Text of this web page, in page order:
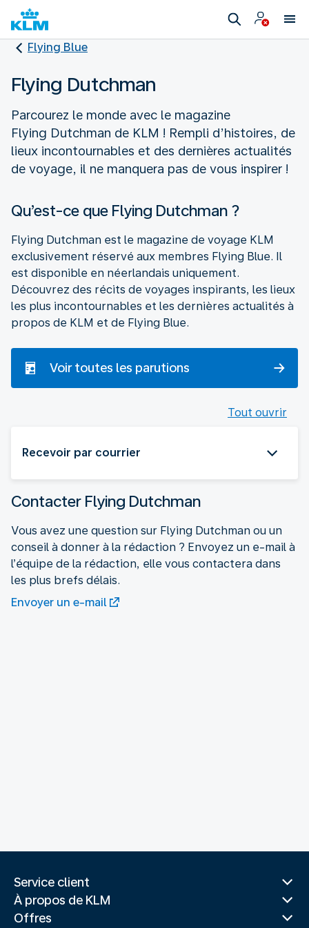
Flying Blue
Flying Dutchman
Parcourez le monde avec le magazine
Flying Dutchman de KLM ! Rempli d’histoires, de
lieux incontournables et des dernières actualités
de voyage, il ne manquera pas de vous inspirer !
Qu’est-ce que Flying Dutchman ?
Flying Dutchman est le magazine de voyage KLM
exclusivement réservé aux membres Flying Blue. Il
est disponible en néerlandais uniquement.
Découvrez des récits de voyages inspirants, les lieux
les plus incontournables et les dernières actualités à
propos de KLM et de Flying Blue.
Voir toutes les parutions
Tout ouvrir
Recevoir par courrier
Contacter Flying Dutchman
Vous avez une question sur Flying Dutchman ou un
conseil à donner à la rédaction ? Envoyez un e-mail à
l’équipe de la rédaction, elle vous contactera dans
les plus brefs délais.
Envoyer un e-mail
Service client
À propos de KLM
Offres